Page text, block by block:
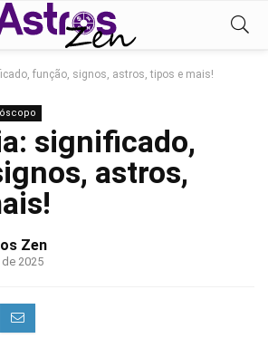
função, signos, astros, tipos e mais!
significado,
astros,
Zen
2025